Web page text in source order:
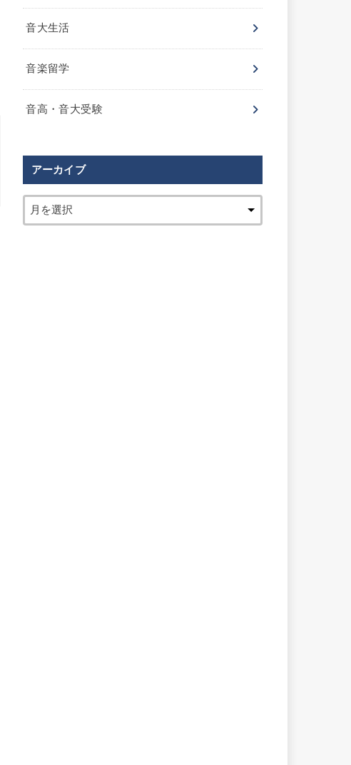
音大生活
音楽留学
音高・音大受験
アーカイブ